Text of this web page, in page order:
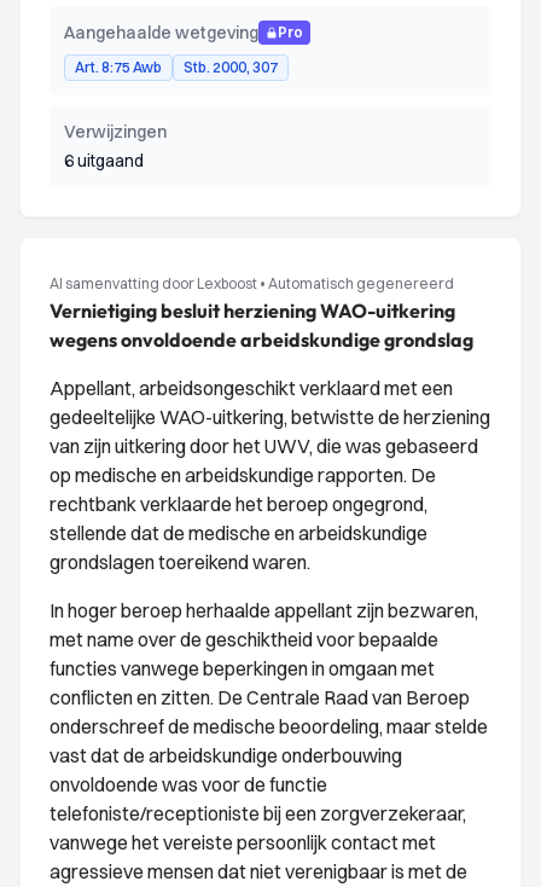
Aangehaalde wetgeving
Pro
Art. 8:75 Awb
Stb. 2000, 307
Verwijzingen
6 uitgaand
AI samenvatting door Lexboost • Automatisch gegenereerd
Vernietiging besluit herziening WAO-uitkering
wegens onvoldoende arbeidskundige grondslag
Appellant, arbeidsongeschikt verklaard met een
gedeeltelijke WAO-uitkering, betwistte de herziening
van zijn uitkering door het UWV, die was gebaseerd
op medische en arbeidskundige rapporten. De
rechtbank verklaarde het beroep ongegrond,
stellende dat de medische en arbeidskundige
grondslagen toereikend waren.
In hoger beroep herhaalde appellant zijn bezwaren,
met name over de geschiktheid voor bepaalde
functies vanwege beperkingen in omgaan met
conflicten en zitten. De Centrale Raad van Beroep
onderschreef de medische beoordeling, maar stelde
vast dat de arbeidskundige onderbouwing
onvoldoende was voor de functie
telefoniste/receptioniste bij een zorgverzekeraar,
vanwege het vereiste persoonlijk contact met
agressieve mensen dat niet verenigbaar is met de